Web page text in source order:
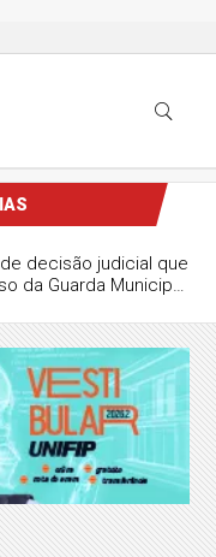
decisão judicial que
da Guarda Municipal